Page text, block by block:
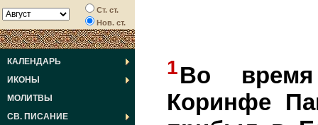
Ст. ст.
Нов. ст.
КАЛЕНДАРЬ
ИКОНЫ
МОЛИТВЫ
СВ. ПИСАНИЕ
1Во
Коринфе